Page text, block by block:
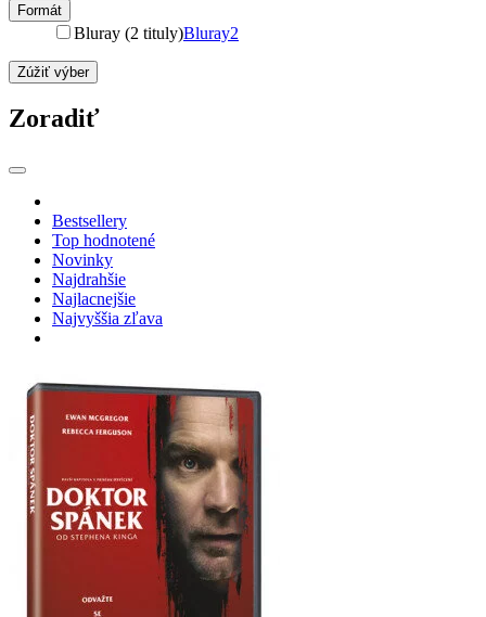
Formát
Bluray (2 tituly)Bluray2
Zúžiť výber
Zoradiť
Bestsellery
Top hodnotené
Novinky
Najdrahšie
Najlacnejšie
Najvyššia zľava